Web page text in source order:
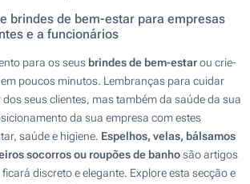
brindes de bem-estar para empresas
e a funcionários
para os seus brindes de bem-estarou crie-
poucos minutos. Lembranças para cuidar
seus clientes, mas também da saúde da sua
da sua empresa com estes
saúde e higiene. Espelhos, velas, bálsamos
socorros ou roupões de banhosão artigos
discreto e elegante. Explore esta secção e